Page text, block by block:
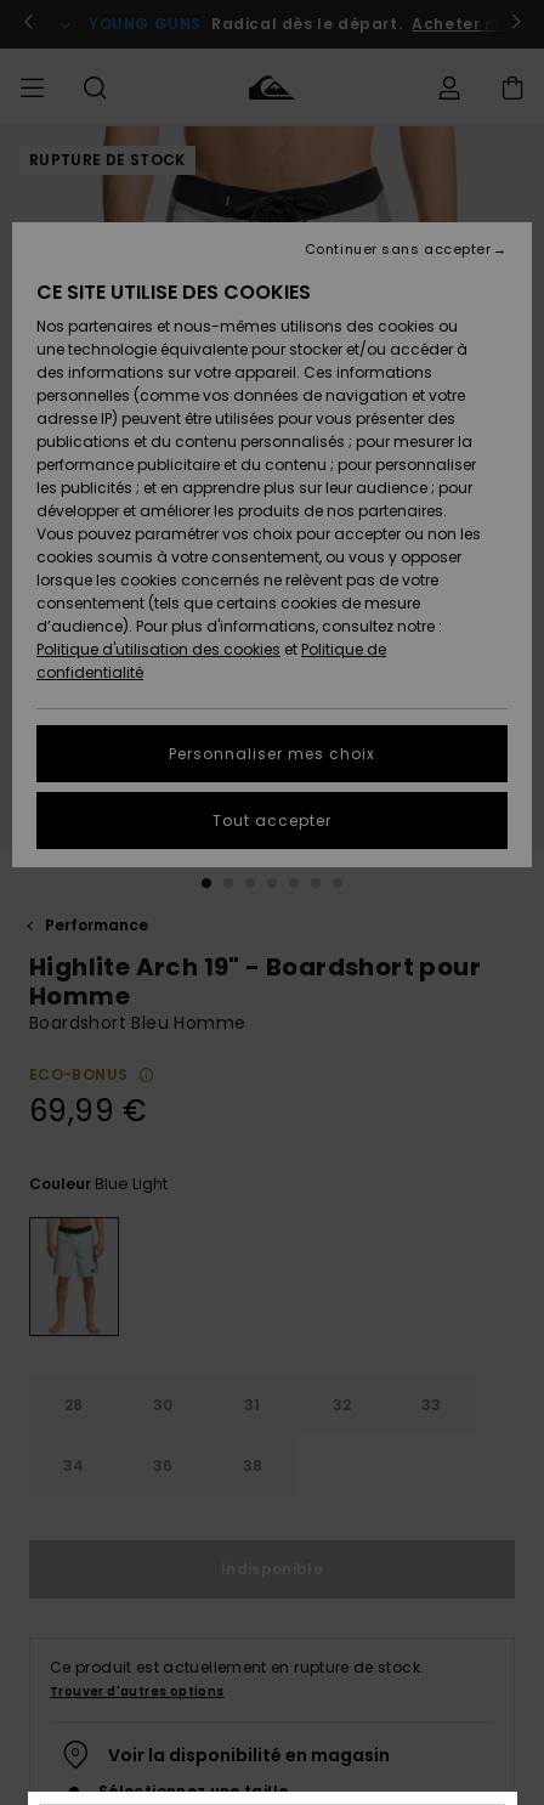
l'information
le
Se connecter / s'inscrire
YOUNG GUNS Radical dès le départ. Acheter
HOMME Vêtements
Chaussures
& Tongs
Surf
Snow
Nouveautés
A
Découvrir
Vêtements
Chaussures
& Tongs
Surf
Snow
Nouveautés
A
Découvrir
FEMME
Shop
A
Découvrir
Snow
SURF
Surf
Shop
Homme
Surf
Shop
Enfant
Highlights
Communauté
SNOW
Snow
Shop
Homme
Snow
Shop
Enfant
Snow
Shop
Femme
A
Découvrir
Communauté
OUTLET
Outlet
Homme
Enfant
Outlet
Femme
AIDE &
CONTACT
Accéder à
ma
commande
Retours
Paiement
Carte
Cadeau
Quiksilver
Freedom
Protection
des
tailles
conversation
plus rapide
la FAQ
MAGASINS
QUIKSILVER
RUPTURE DE STOCK
Performance
Highlite Arch 19" - Boardshort pour
Homme
Boardshort Bleu Homme
ECO-BONUS
69,99 €
Couleur Blue Light
28 30 31 32 33
34 36 38
Ce produit est actuellement en rupture de stock.
Trouver d'autres options
Voir la disponibilité en magasin
Sélectionnez une taille
CE SITE UTILISE DES COOKIES
Nos partenaires et nous-mêmes utilisons des cookies ou
une technologie équivalente pour stocker et/ou accéder à
des informations sur votre appareil. Ces informations
personnelles (comme vos données de navigation et votre
adresse IP) peuvent être utilisées pour vous présenter des
publications et du contenu personnalisés ; pour mesurer la
performance publicitaire et du contenu ; pour personnaliser
les publicités ; et en apprendre plus sur leur audience ; pour
développer et améliorer les produits de nos partenaires.
Vous pouvez paramétrer vos choix pour accepter ou non les
cookies soumis à votre consentement, ou vous y opposer
lorsque les cookies concernés ne relèvent pas de votre
consentement (tels que certains cookies de mesure
d’audience). Pour plus d'informations, consultez notre :
Politique d'utilisation des cookies et Politique de
confidentialité
Personnaliser mes choix
Continuer sans accepter
Tout accepter